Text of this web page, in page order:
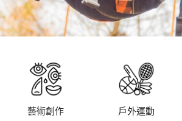
藝術創作 戶外運動